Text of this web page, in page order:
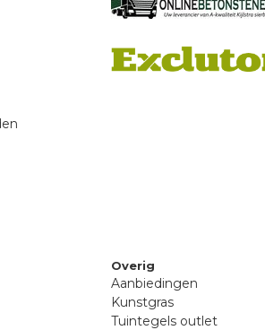
Overig
Aanbiedingen
Kunstgras
Tuintegels outlet